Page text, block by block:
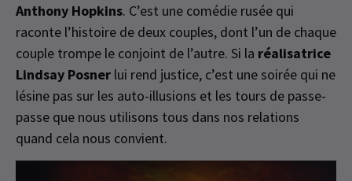
Anthony Hopkins. C’est une comédie rusée qui
raconte l’histoire de deux couples, dont l’un de chaque
couple trompe le conjoint de l’autre. Si la réalisatrice
Lindsay Posner lui rend justice, c’est une soirée qui ne
lésine pas sur les auto-illusions et les tours de passe-
passe que nous utilisons tous dans nos relations
quand cela nous convient.